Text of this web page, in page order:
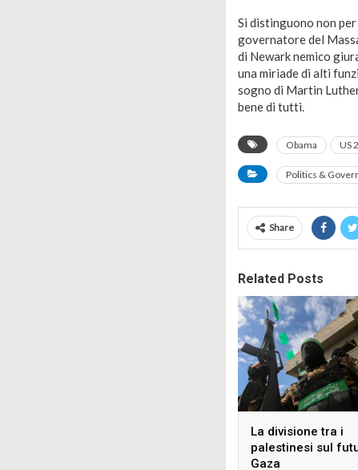
Si distinguono non
governatore del
di Newark nemico
una miriade di alti
sogno di Martin
bene di tutti.
Obama US
Politics &
Share
Related Posts
La divisione tra i
palestinesi sul
Gaza